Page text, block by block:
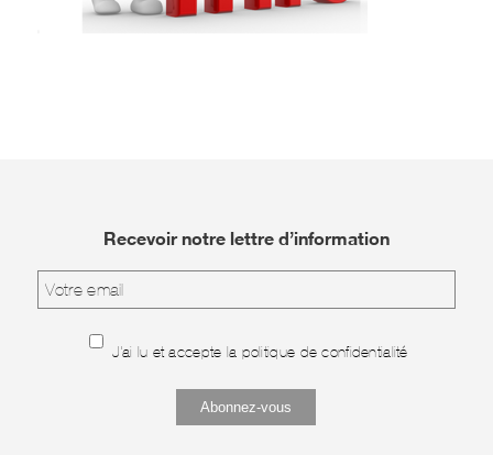
Recevoir notre lettre d’information
J'ai lu et accepte la politique de confidentialité